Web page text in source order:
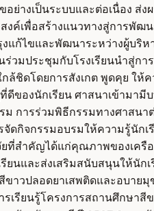
างเป็นระบบและต่อเนื่อง ส่
งค์เพื่อสร้างแนวทางสู่การ
ไขและพัฒนาระหว่างผู้บริห
ประชุมกับโรงเรียนนำสู่กา
ชิดโดยการสังเกต พูดคุย ให้
ของนักเรียน ศาสนาเข้ามา
รร่วมพิธีกรรมทางศาสนาต่
กิจกรรมอบรมให้ความรู้นัก
ที่สำคัญได้แก่คุณภาพของเ
นและส่งเสริมสนับสนุนให้นั
าวปลอดยาเสพติดและอบา
รียนรู้โครงการสถานศึกษา